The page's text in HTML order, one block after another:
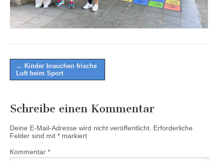
Post
navigation
← Kinder brauchen frische
Luft beim Sport
Schreibe einen Kommentar
Deine E-Mail-Adresse wird nicht veröffentlicht. Erforderliche
Felder sind mit * markiert
Kommentar *